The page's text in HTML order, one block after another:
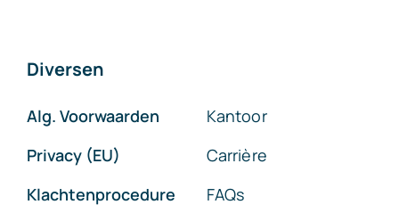
Diversen
Alg. Voorwaarden
Privacy (EU)
Klachtenprocedure
Kantoor
Carrière
FAQs